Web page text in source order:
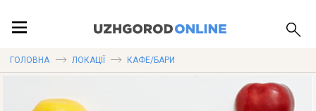
ЛОКАЦІЇ
ГОЛОВНА ЛОКАЦІЇ КАФЕ/БАРИ